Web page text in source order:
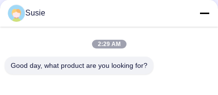
Pokój 1101, Budynek 5, Plac Gaosheng Times, nr 789
Susie
2:29 AM
Good day, what product are you looking for?